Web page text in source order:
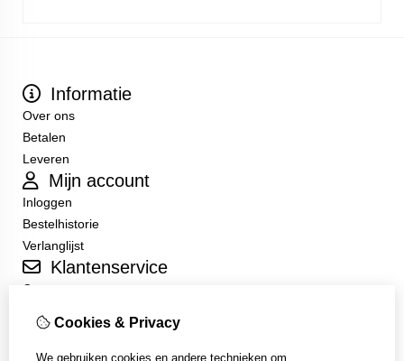
Informatie
Over ons
Betalen
Leveren
Mijn account
Inloggen
Bestelhistorie
Verlanglijst
Klantenservice
Contact
Algemene Voorwaarden
Cookies & Privacy
We gebruiken cookies en andere technieken om